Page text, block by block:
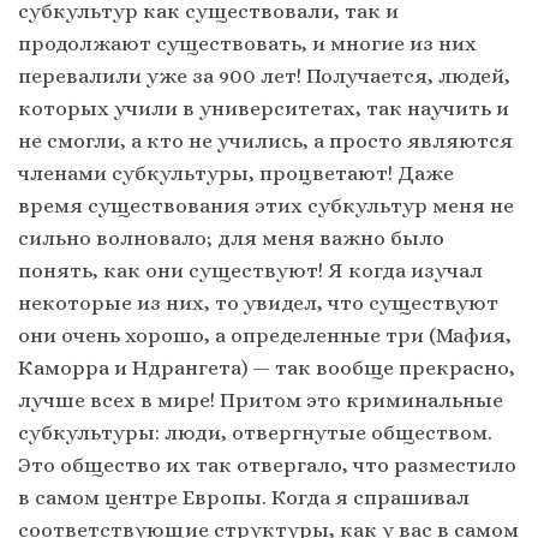
субкультур как существовали, так и
продолжают существовать, и многие из них
перевалили уже за 900 лет! Получается, людей,
которых учили в университетах, так научить и
не смогли, а кто не учились, а просто являются
членами субкультуры, процветают! Даже
время существования этих субкультур меня не
сильно волновало; для меня важно было
понять, как они существуют! Я когда изучал
некоторые из них, то увидел, что существуют
они очень хорошо, а определенные три (Мафия,
Каморра и Ндрангета) — так вообще прекрасно,
лучше всех в мире! Притом это криминальные
субкультуры: люди, отвергнутые обществом.
Это общество их так отвергало, что разместило
в самом центре Европы. Когда я спрашивал
соответствующие структуры, как у вас в самом